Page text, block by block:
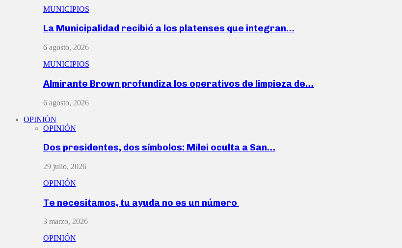
MUNICIPIOS
La Municipalidad recibió a los platenses que integran…
6 agosto, 2026
MUNICIPIOS
Almirante Brown profundiza los operativos de limpieza de…
6 agosto, 2026
OPINIÓN
OPINIÓN
Dos presidentes, dos símbolos: Milei oculta a San…
29 julio, 2026
OPINIÓN
Te necesitamos, tu ayuda no es un número
3 marzo, 2026
OPINIÓN